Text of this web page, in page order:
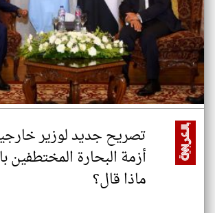
تصريح جديد لوزير
أزمة البحارة المختطفين
ماذا قال؟